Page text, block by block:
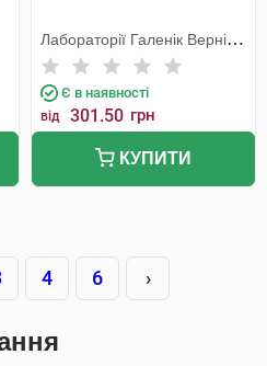
Лабораторії Галенік Вернін/
Франція
Є в наявності
від 301.50 грн
КУПИТИ
4 6 ›